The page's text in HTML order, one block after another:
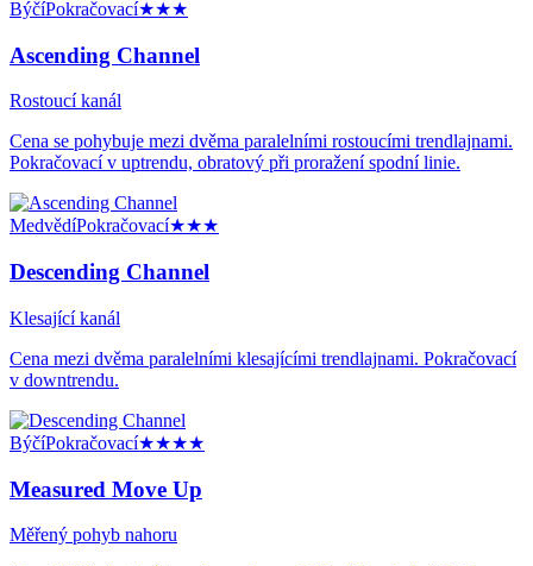
BýčíPokračovací★★★
Ascending Channel
Rostoucí kanál
Cena se pohybuje mezi dvěma paralelními rostoucími trendlajnami.
Pokračovací v uptrendu, obratový při proražení spodní linie.
MedvědíPokračovací★★★
Descending Channel
Klesající kanál
Cena mezi dvěma paralelními klesajícími trendlajnami. Pokračovací
v downtrendu.
BýčíPokračovací★★★★
Measured Move Up
Měřený pohyb nahoru